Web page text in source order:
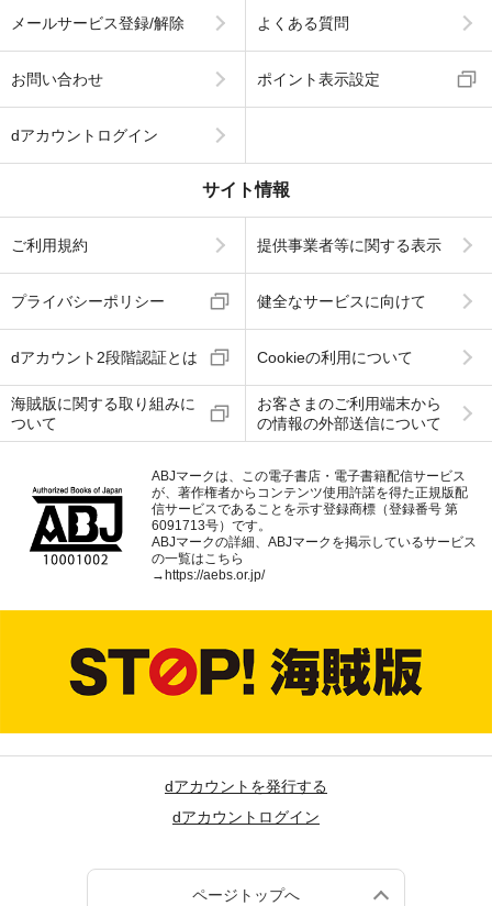
メールサービス登録/解除 よくある質問
お問い合わせ ポイント表示設定
dアカウントログイン
サイト情報
ご利用規約 提供事業者等に関する表示
プライバシーポリシー 健全なサービスに向けて
dアカウント2段階認証とは Cookieの利用について
海賊版に関する取り組みに
ついて
お客さまのご利用端末から
の情報の外部送信について
ABJマークは、この電子書店・電子書籍配信サービス
が、著作権者からコンテンツ使用許諾を得た正規版配
信サービスであることを示す登録商標（登録番号 第
6091713号）です。
ABJマークの詳細、ABJマークを掲示しているサービス
の一覧はこちら
→ https://aebs.or.jp/
dアカウントを発行する
dアカウントログイン
ページトップへ